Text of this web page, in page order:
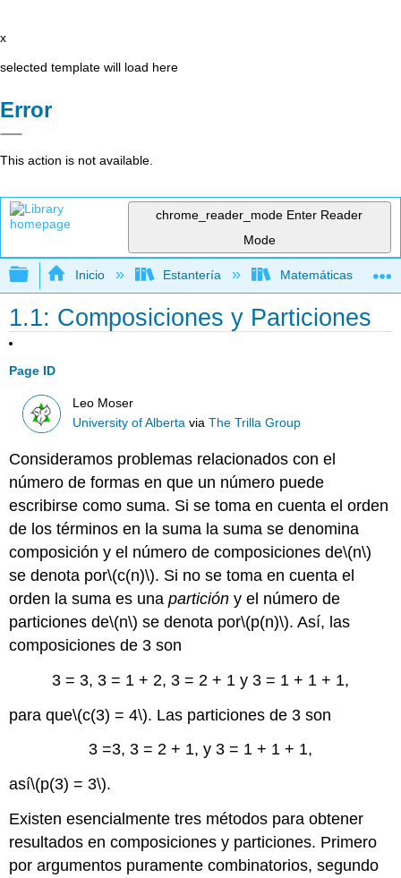
x
selected template will load here
Error
This action is not available.
chrome_reader_mode Enter Reader
Mode
Expandir/contraer jerarquía global
Inicio Estantería Matemáticas
1.1: Composiciones y Particiones
Page ID
Leo Moser
University of Alberta viaThe Trilla Group
Consideramos problemas relacionados con el
número de formas en que un número puede
escribirse como suma. Si se toma en cuenta el orden
de los términos en la suma la suma se denomina
composición y el número de composiciones de\(n\)
se denota por\(c(n)\). Si no se toma en cuenta el
orden la suma es unapartición y el número de
particiones de\(n\) se denota por\(p(n)\). Así, las
composiciones de 3 son
3 = 3, 3 = 1 + 2, 3 = 2 + 1 y 3 = 1 + 1 + 1,
para que\(c(3) = 4\). Las particiones de 3 son
3 =3, 3 = 2 + 1, y 3 = 1 + 1 + 1,
así\(p(3) = 3\).
Existen esencialmente tres métodos para obtener
resultados en composiciones y particiones. Primero
por argumentos puramente combinatorios, segundo